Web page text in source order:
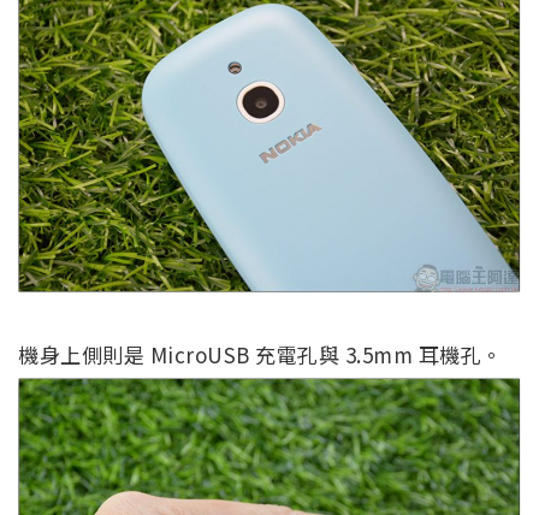
機身上側則是 MicroUSB 充電孔與 3.5mm 耳機孔。